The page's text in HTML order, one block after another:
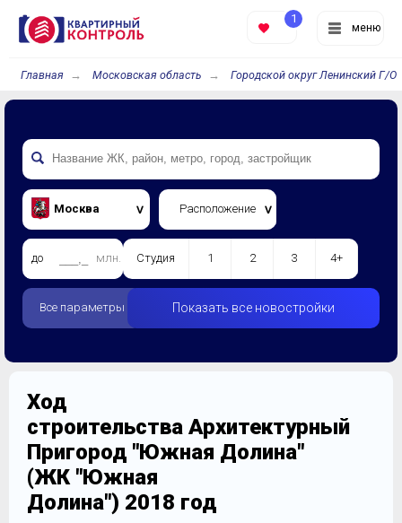
меню
1
Главная Московская область Городской округ Ленинский Г/О
Москва Расположение
до млн. Студия 1 2 3 4+
Все параметры Показать все новостройки
Ход
строительства Архитектурный
Пригород "Южная Долина"
(ЖК "Южная
Долина") 2018 год